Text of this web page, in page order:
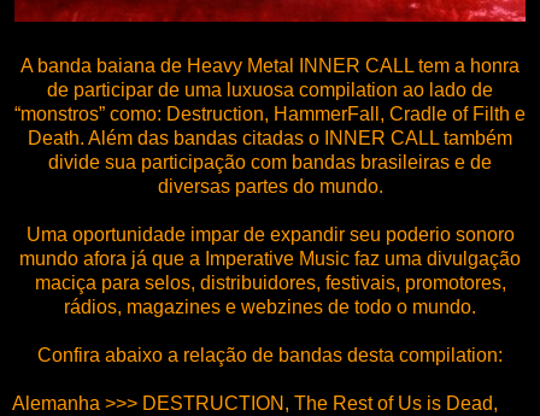
A banda baiana de Heavy Metal INNER CALL tem a honra
de participar de uma luxuosa compilation ao lado de
“monstros” como: Destruction, HammerFall, Cradle of Filth e
Death. Além das bandas citadas o INNER CALL também
divide sua participação com bandas brasileiras e de
diversas partes do mundo.
Uma oportunidade impar de expandir seu poderio sonoro
mundo afora já que a Imperative Music faz uma divulgação
maciça para selos, distribuidores, festivais, promotores,
rádios, magazines e webzines de todo o mundo.
Confira abaixo a relação de bandas desta compilation:
Alemanha >>> DESTRUCTION, The Rest of Us is Dead,